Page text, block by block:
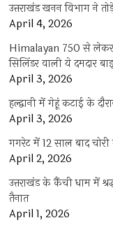
उत्तराखंड खनन विभाग ने
April 4, 2026
Himalayan 750 से
सिलिंडर वाली ये दमदार
April 3, 2026
हल्द्वानी में गेहूं कटाई के
April 3, 2026
गगरेट में 12 साल बाद
April 2, 2026
उत्तराखंड के कैंची धाम में
तैनात
April 1, 2026